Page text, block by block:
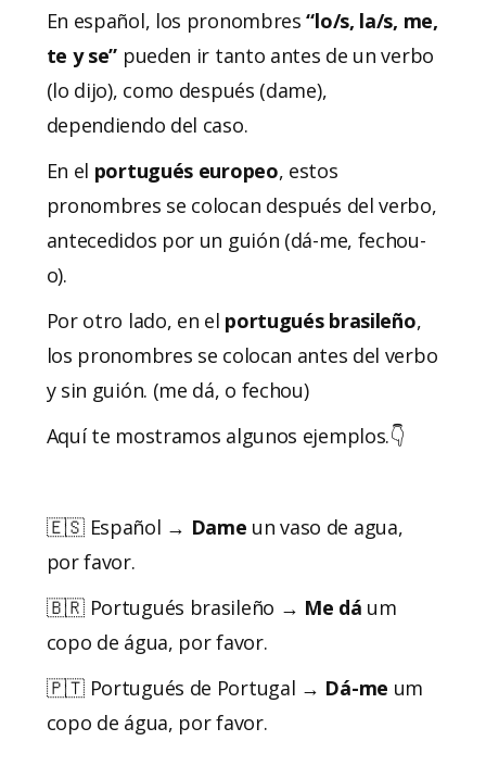
En español, los pronombres“lo/s, la/s, me,
te y se” pueden ir tanto antes de un verbo
(lo dijo), como después (dame),
dependiendo del caso.
En el portugués europeo, estos
pronombres se colocan después del verbo,
antecedidos por un guión (dá-me, fechou-
o).
Por otro lado, en el portugués brasileño,
los pronombres se colocan antes del verbo
y sin guión. (me dá, o fechou)
Aquí te mostramos algunos ejemplos.👇
🇪🇸 Español → Dame un vaso de agua,
por favor.
🇧🇷 Portugués brasileño → Me dá um
copo de água, por favor.
🇵🇹 Portugués de Portugal → Dá-me um
copo de água, por favor.